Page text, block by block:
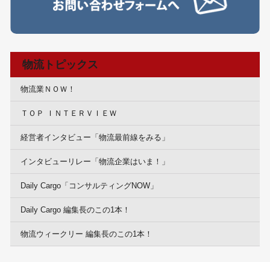
物流トピックス
物流業ＮＯＷ！
ＴＯＰ ＩＮＴＥＲＶＩＥＷ
経営者インタビュー「物流最前線をみる」
インタビューリレー「物流企業はいま！」
Daily Cargo「コンサルティングNOW」
Daily Cargo 編集長のこの1本！
物流ウィークリー 編集長のこの1本！